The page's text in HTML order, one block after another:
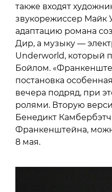
также входят
звукорежиссер Майк
адаптацию романа
Дир, а музыку —
Underworld, который
Бойлом.
постановка
вечера подряд, при
ролями. Вторую
Бенедикт
Франкенштейна,
8 мая.